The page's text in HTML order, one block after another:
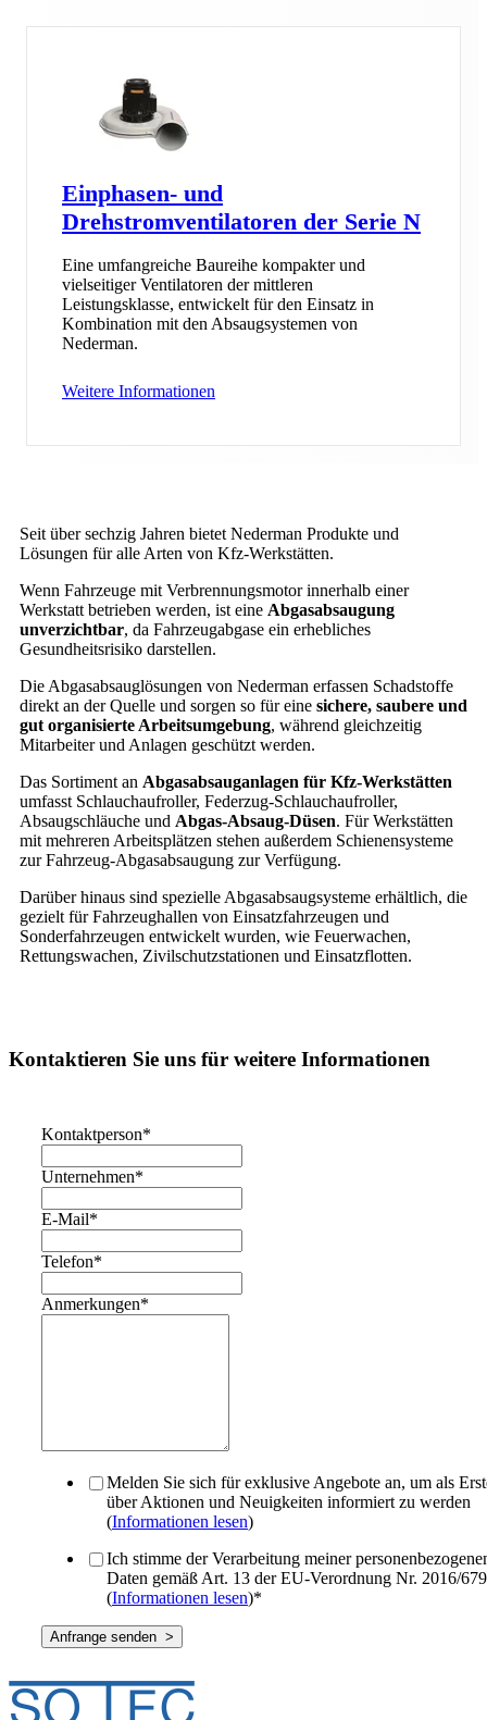
Einphasen- und
Drehstromventilatoren der Serie N
Eine umfangreiche Baureihe kompakter und
vielseitiger Ventilatoren der mittleren
Leistungsklasse, entwickelt für den Einsatz in
Kombination mit den Absaugsystemen von
Nederman.
Weitere Informationen
Seit über sechzig Jahren bietet Nederman Produkte und
Lösungen für alle Arten von Kfz-Werkstätten.
Wenn Fahrzeuge mit Verbrennungsmotor innerhalb einer
Werkstatt betrieben werden, ist eine Abgasabsaugung
unverzichtbar, da Fahrzeugabgase ein erhebliches
Gesundheitsrisiko darstellen.
Die Abgasabsauglösungen von Nederman erfassen Schadstoffe
direkt an der Quelle und sorgen so für eine sichere, saubere und
gut organisierte Arbeitsumgebung, während gleichzeitig
Mitarbeiter und Anlagen geschützt werden.
Das Sortiment an Abgasabsauganlagen für Kfz-Werkstätten
umfasst Schlauchaufroller, Federzug-Schlauchaufroller,
Absaugschläuche und Abgas-Absaug-Düsen. Für Werkstätten
mit mehreren Arbeitsplätzen stehen außerdem Schienensysteme
zur Fahrzeug-Abgasabsaugung zur Verfügung.
Darüber hinaus sind spezielle Abgasabsaugsysteme erhältlich, die
gezielt für Fahrzeughallen von Einsatzfahrzeugen und
Sonderfahrzeugen entwickelt wurden, wie Feuerwachen,
Rettungswachen, Zivilschutzstationen und Einsatzflotten.
Kontaktieren Sie uns für weitere Informationen
Kontaktperson*
Unternehmen*
E-Mail*
Telefon*
Anmerkungen*
Melden Sie sich für exklusive Angebote an, um als
über Aktionen und Neuigkeiten informiert zu werden
(Informationen lesen)
Ich stimme der Verarbeitung meiner
Daten gemäß Art. 13 der EU-Verordnung Nr. 2016/679
(Informationen lesen)*